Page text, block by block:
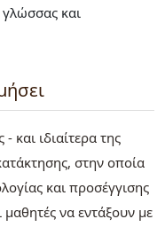
και
και ιδιαίτερα της
στην οποία
και προσέγγισης
μαθητές να εντάξουν με